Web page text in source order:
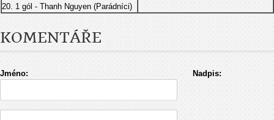
20. 1 gól - Thanh Nguyen (Parádníci)
KOMENTÁŘE
Jméno: Nadpis: